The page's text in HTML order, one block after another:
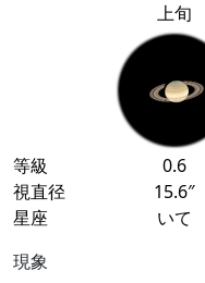
上旬
等級 0.6
視直径
15.6″
星座
いて
現象